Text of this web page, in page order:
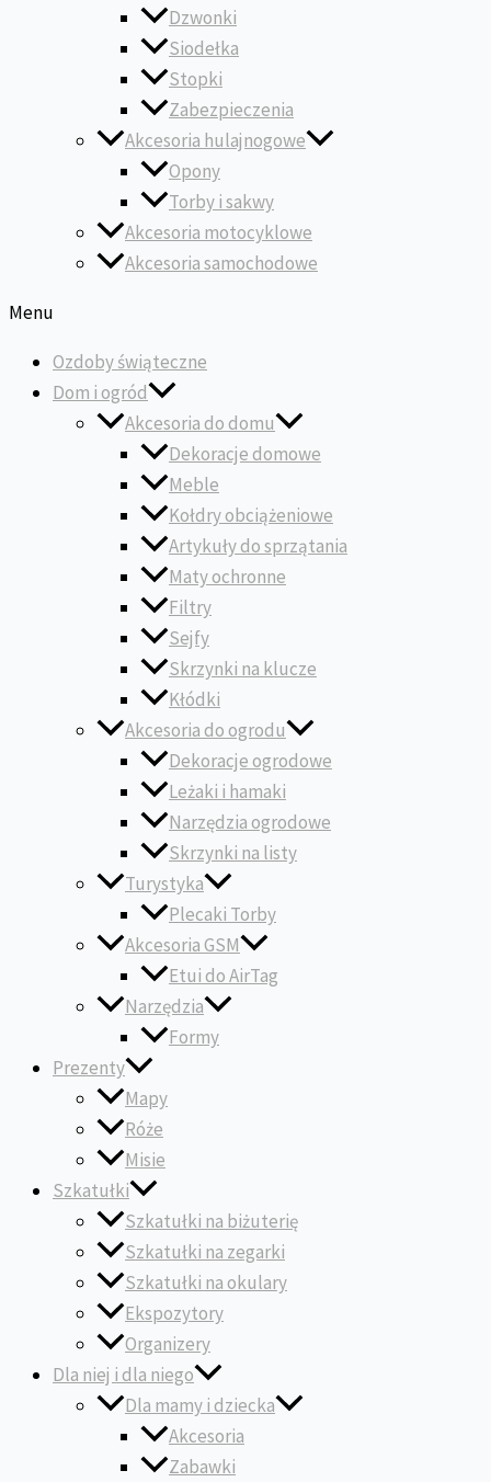
Dzwonki
Siodełka
Stopki
Zabezpieczenia
Akcesoria hulajnogowe
Opony
Torby i sakwy
Akcesoria motocyklowe
Akcesoria samochodowe
Menu
Ozdoby świąteczne
Dom i ogród
Akcesoria do domu
Dekoracje domowe
Meble
Kołdry obciążeniowe
Artykuły do sprzątania
Maty ochronne
Filtry
Sejfy
Skrzynki na klucze
Kłódki
Akcesoria do ogrodu
Dekoracje ogrodowe
Leżaki i hamaki
Narzędzia ogrodowe
Skrzynki na listy
Turystyka
Plecaki Torby
Akcesoria GSM
Etui do AirTag
Narzędzia
Formy
Prezenty
Mapy
Róże
Misie
Szkatułki
Szkatułki na biżuterię
Szkatułki na zegarki
Szkatułki na okulary
Ekspozytory
Organizery
Dla niej i dla niego
Dla mamy i dziecka
Akcesoria
Zabawki